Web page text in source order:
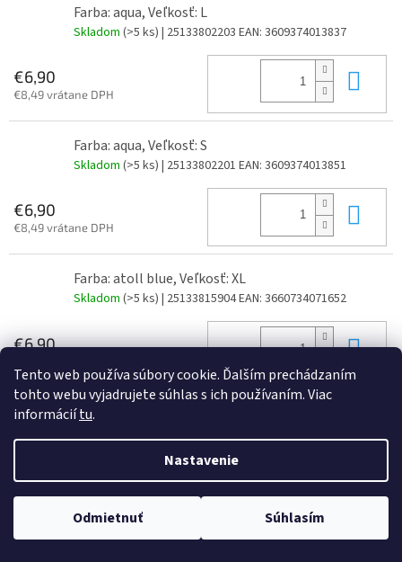
Tento web používa súbory cookie. Ďalším prechádzaním
tohto webu vyjadrujete súhlas s ich používaním. Viac
informáciítu.
Nastavenie
Odmietnuť Súhlasím
Farba: aqua, Veľkosť: L
Skladom (>5 ks) | 25133802203 EAN: 3609374013837
€6,90
€8,49 vrátane DPH
Farba: aqua, Veľkosť: S
Skladom (>5 ks) | 25133802201 EAN: 3609374013851
€6,90
€8,49 vrátane DPH
Farba: atoll blue, Veľkosť: XL
Skladom (>5 ks) | 25133815904EAN: 3660734071652
€6,90 Do
Farba: atoll blue, Veľkosť: XXL
€6,90
€8,49 vrátane DPH
Do
Farba: atoll blue, Veľkosť: M